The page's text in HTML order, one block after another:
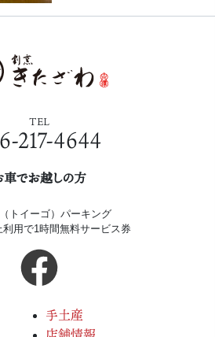
TEL
217-4644
車でお越しの方
トイーゴ）パーキング
利用で1時間無料サービス券
手土産